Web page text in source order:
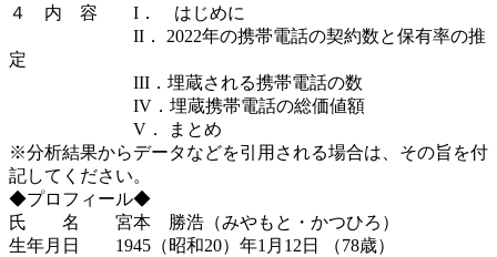
４ 内 容 I． はじめに
II． 2022年の携帯電話の契約数と保有率の推
定
III．埋蔵される携帯電話の数
IV．埋蔵携帯電話の総価値額
V． まとめ
※分析結果からデータなどを引用される場合は、その旨を付
記してください。
◆プロフィール◆
氏 名 宮本 勝浩（みやもと・かつひろ）
生年月日 1945（昭和20）年1月12日 （78歳）